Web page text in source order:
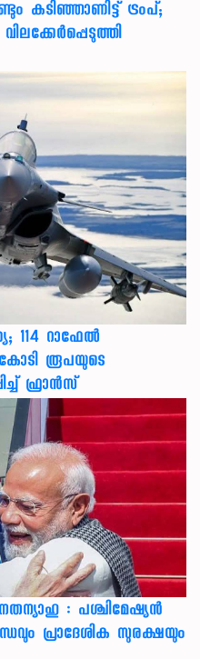
കടിഞ്ഞാണിട്ട് ട്രംപ്;
114 റാഫേൽ
രൂപയുടെ
ഫ്രാൻസ്
: പശ്ചിമേഷ്യൻ
പ്രാദേശിക സുരക്ഷയും